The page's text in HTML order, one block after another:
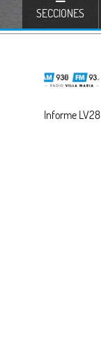
SECCIONES
Informe LV28